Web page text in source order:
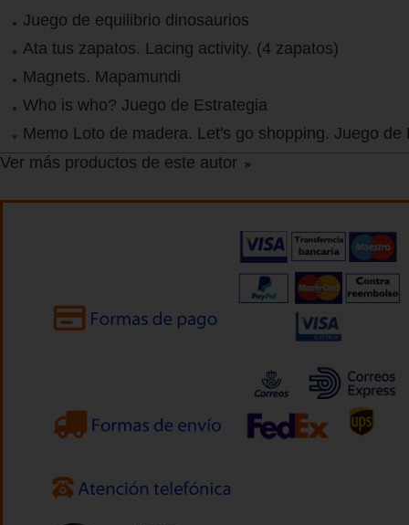
Juego de equilibrio dinosaurios
Ata tus zapatos. Lacing activity. (4 zapatos)
Magnets. Mapamundi
Who is who? Juego de Estrategia
Memo Loto de madera. Let's go shopping. Juego de
Ver más productos de este autor